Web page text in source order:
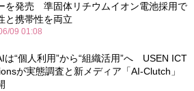
を発売 準固体リチウムイオン電池採用で
と携帯性を両立
09 01:08
は“個人利用”から“組織活用”へ USEN ICT
が実態調査と新メディア「AI-Clutch」